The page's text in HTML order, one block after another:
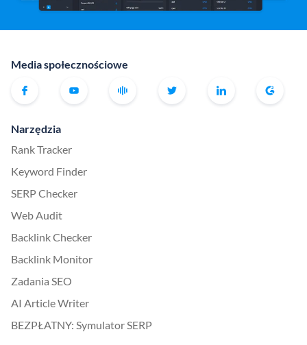
Media społecznościowe
Narzędzia
Rank Tracker
Keyword Finder
SERP Checker
Web Audit
Backlink Checker
Backlink Monitor
Zadania SEO
AI Article Writer
BEZPŁATNY: Symulator SERP